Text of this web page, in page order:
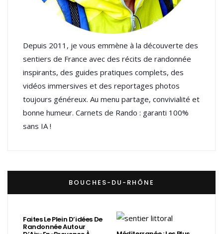
Depuis 2011, je vous emmène à la découverte des
sentiers de France avec des récits de randonnée
inspirants, des guides pratiques complets, des
vidéos immersives et des reportages photos
toujours généreux. Au menu partage, convivialité et
bonne humeur. Carnets de Rando : garanti 100%
sans IA !
BOUCHES-DU-RHÔNE
Faites Le Plein D’idées De
Randonnée Autour